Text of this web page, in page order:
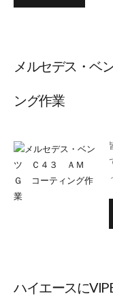
メルセデス・
ング作業
ハイエースに